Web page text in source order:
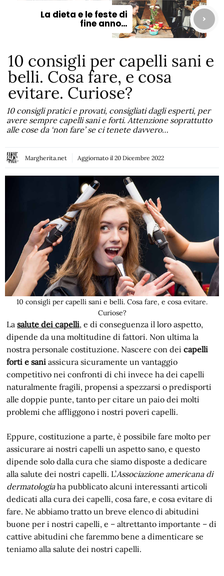
La dieta e le feste di
fine anno…
10 consigli per capelli sani e
belli. Cosa fare, e cosa
evitare. Curiose?
10 consigli pratici e provati, consigliati dagli esperti, per
avere sempre capelli sani e forti. Attenzione soprattutto
alle cose da ‘non fare’ se ci tenete davvero…
Margherita.net Aggiornato il 20 Dicembre 2022
10 consigli per capelli sani e belli. Cosa fare, e cosa evitare.
Curiose?
Lasalute dei capelli, e di conseguenza il loro aspetto,
dipende da una moltitudine di fattori. Non ultima la
nostra personale costituzione. Nascere con deicapelli
forti e sani assicura sicuramente un vantaggio
competitivo nei confronti di chi invece ha dei capelli
naturalmente fragili, propensi a spezzarsi o predisporti
alle doppie punte, tanto per citare un paio dei molti
problemi che affliggono i nostri poveri capelli.
Eppure, costituzione a parte, è possibile fare molto per
assicurare ai nostri capelli un aspetto sano, e questo
dipende solo dalla cura che siamo disposte a dedicare
alla salute dei nostri capelli. L’Associazione americana di
dermatologiaha pubblicato alcuni interessanti articoli
dedicati alla cura dei capelli, cosa fare, e cosa evitare di
fare. Ne abbiamo tratto un breve elenco di abitudini
buone per i nostri capelli, e – altrettanto importante – di
cattive abitudini che faremmo bene a dimenticare se
teniamo alla salute dei nostri capelli.